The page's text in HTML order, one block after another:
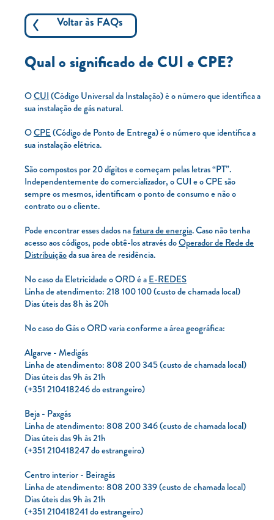
Carregar Fora de Casa
Empresas
Rede de lojas
Sobre nós
Contactos
FAQ
Blog
Mais informações
SERVIÇOS
ROTULAGEM
TARIFA SOCIAL
FATURAS
PRÉMIOS
EFICIÊNCIA ENERGÉTICA
FRAUDE E SEGURANÇA
Preços de referência
Documentos úteis
Política de privacidade
Voltar às FAQs
Qual o significado de CUI e CPE?
OCUI(Código Universal da Instalação) é o número que identifica a
sua instalação de gás natural.
OCPE(Código de Ponto de Entrega) é o número que identifica a
sua instalação elétrica.
São compostos por 20 dígitos e começam pelas letras “PT”.
Independentemente do comercializador, o CUI e o CPE são
sempre os mesmos, identificam o ponto de consumo e não o
contrato ou o cliente.
Pode encontrar esses dados nafatura de energia. Caso não tenha
acesso aos códigos, pode obtê-los através doOperador de Rede de
Distribuiçãoda sua área de residência.
No caso da Eletricidade o ORD é aE-REDES
Linha de atendimento: 218 100 100 (custo de chamada local)
Dias úteis das 8h às 20h
No caso do Gás o ORD varia conforme a área geográfica:
Algarve - Medigás
Linha de atendimento: 808 200 345 (custo de chamada local)
Dias úteis das 9h às 21h
(+351 210418246 do estrangeiro)
Beja - Paxgás
Linha de atendimento: 808 200 346 (custo de chamada local)
Dias úteis das 9h às 21h
(+351 210418247 do estrangeiro)
Centro interior - Beiragás
Linha de atendimento: 808 200 339 (custo de chamada local)
Dias úteis das 9h às 21h
(+351 210418241 do estrangeiro)